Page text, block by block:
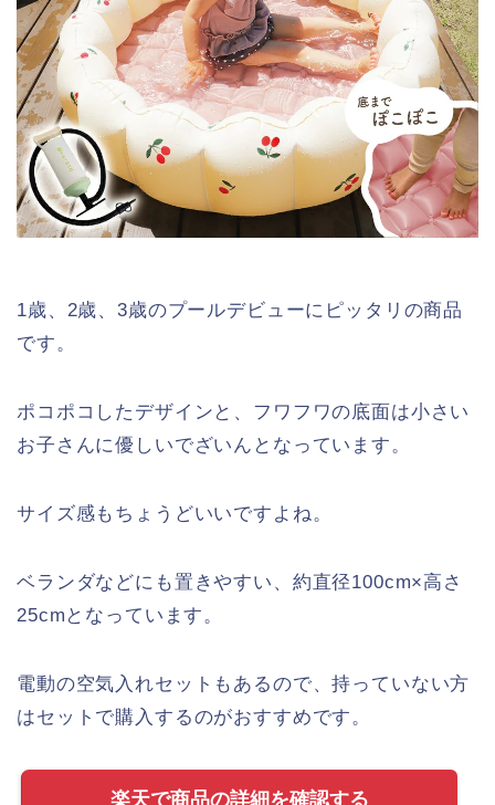
1歳、2歳、3歳のプールデビューにピッタリの商品
です。
ポコポコしたデザインと、フワフワの底面は小さい
お子さんに優しいでざいんとなっています。
サイズ感もちょうどいいですよね。
ベランダなどにも置きやすい、約直径100cm×高さ
25cmとなっています。
電動の空気入れセットもあるので、持っていない方
はセットで購入するのがおすすめです。
楽天で商品の詳細を確認する